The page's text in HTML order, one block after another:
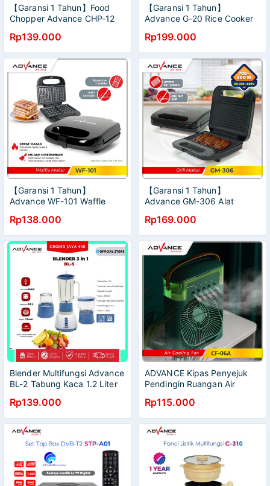
【Garansi 1 Tahun】Food
Chopper Advance CHP-12
bumbu makanan blender
FOOD PROCESSOR
Penggiling Makanan Bayi
mpasi
Rp139.000
【Garansi 1 Tahun】
Advance G-20 Rice Cooker
Rp199.000
【Garansi 1 Tahun】
Advance WF-101 Waffle
Waffle 2 Lapis
Rp138.000
【Garansi 1 Tahun】
Advance GM-306 Alat
Elektrik Portable
Rp169.000
Blender Multifungsi Advance
BL-2 Tabung Kaca 1.2 Liter
tahun
Rp139.000
ADVANCE Kipas Penyejuk
Pendingin Ruangan Air
Cooler Fan AC Mini CF-06A
Rp115.000